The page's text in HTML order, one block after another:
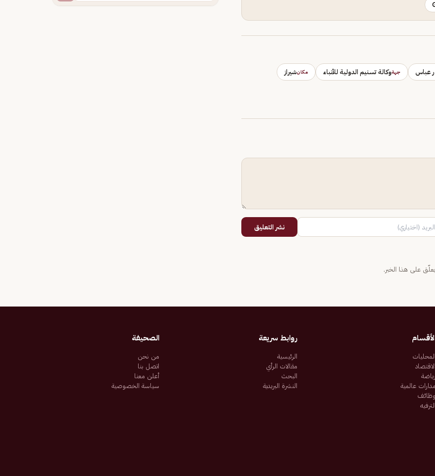
عباس جهةوكالة تسنيم الدولية للأنباء مكانشيراز
نشر التعليق
على هذا الخبر.
المحليات
الاقتصاد
رياضة
مدارات عالمية
وظائف
الترفيه
روابط سريعة
الرئيسية
مقالات الرأي
البحث
النشرة البريدية
الصحيفة
من نحن
اتصل بنا
أعلن معنا
سياسة الخصوصية